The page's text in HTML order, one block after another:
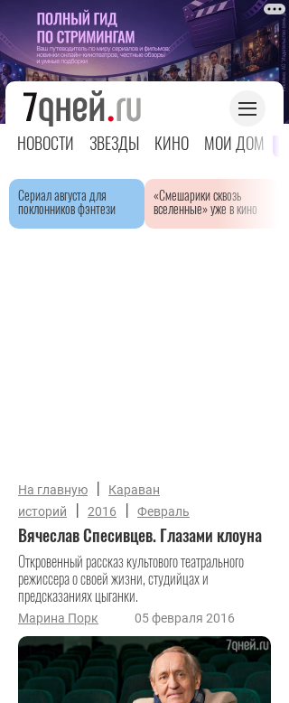
НОВОСТИ ЗВЕЗДЫ КИНО МОЙ ДОМ
Сериал августа для
поклонников фэнтези
«Смешарики сквозь
вселенные» уже в кино
На главную |
Караван
историй
| 2016 | Февраль
Вячеслав Спесивцев. Глазами клоуна
Откровенный рассказ культового театрального
режиссера о своей жизни, студийцах и
предсказаниях цыганки.
Марина Порк 05 февраля 2016